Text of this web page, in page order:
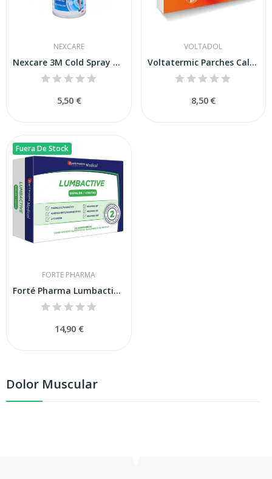
Dolor Muscular
NEXCARE
Nexcare 3M Cold Spray 150ml
5,50 €
VOLTADOL
Voltatermic Parches Calor Rectagulares 2 unidades
8,50 €
Fuera De Stock
FORTE PHARMA
Forté Pharma Lumbactive 20 Comprimidos
14,90 €